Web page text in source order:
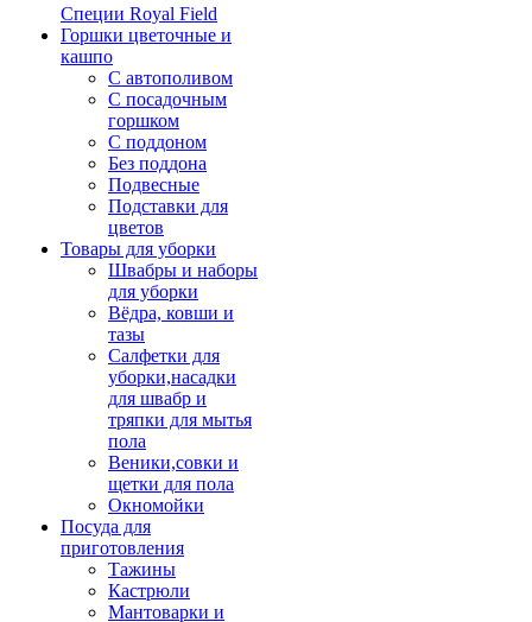
Специи Royal Field
Горшки цветочные и
кашпо
С автополивом
С посадочным
горшком
С поддоном
Без поддона
Подвесные
Подставки для
цветов
Товары для уборки
Швабры и наборы
для уборки
Вёдра, ковши и
тазы
Салфетки для
уборки,насадки
для швабр и
тряпки для мытья
пола
Веники,совки и
щетки для пола
Окномойки
Посуда для
приготовления
Тажины
Кастрюли
Мантоварки и